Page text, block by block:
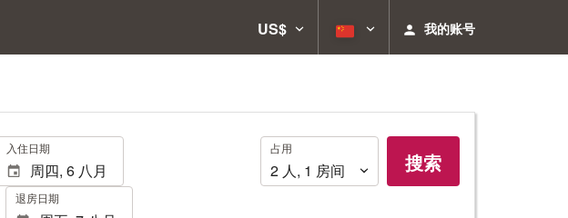
US$ 我的账号
入住日期
退房日期
占
用
占用
2 人, 1 房间 搜索